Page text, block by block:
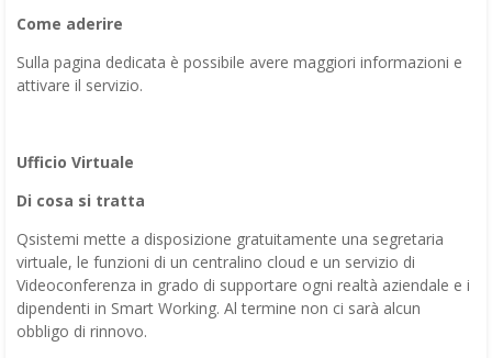
Come aderire
Sulla pagina dedicata è possibile avere maggiori informazioni e
attivare il servizio.
Ufficio Virtuale
Di cosa si tratta
Qsistemi mette a disposizione gratuitamente una segretaria
virtuale, le funzioni di un centralino cloud e un servizio di
Videoconferenza in grado di supportare ogni realtà aziendale e i
dipendenti in Smart Working. Al termine non ci sarà alcun
obbligo di rinnovo.